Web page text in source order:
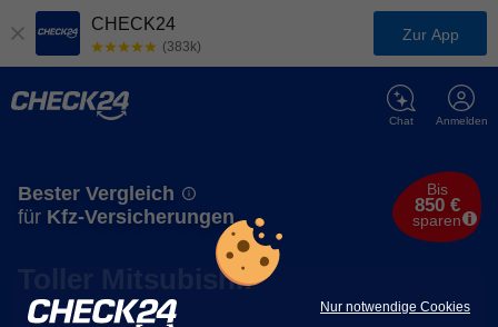
Nur notwendige Cookies
CHECK24
(383k)
Zur App
Anmelden
Chat
Bester Vergleich
für Kfz-Versicherungen
Bis
850 €
sparen
Toller Mitsubishi!